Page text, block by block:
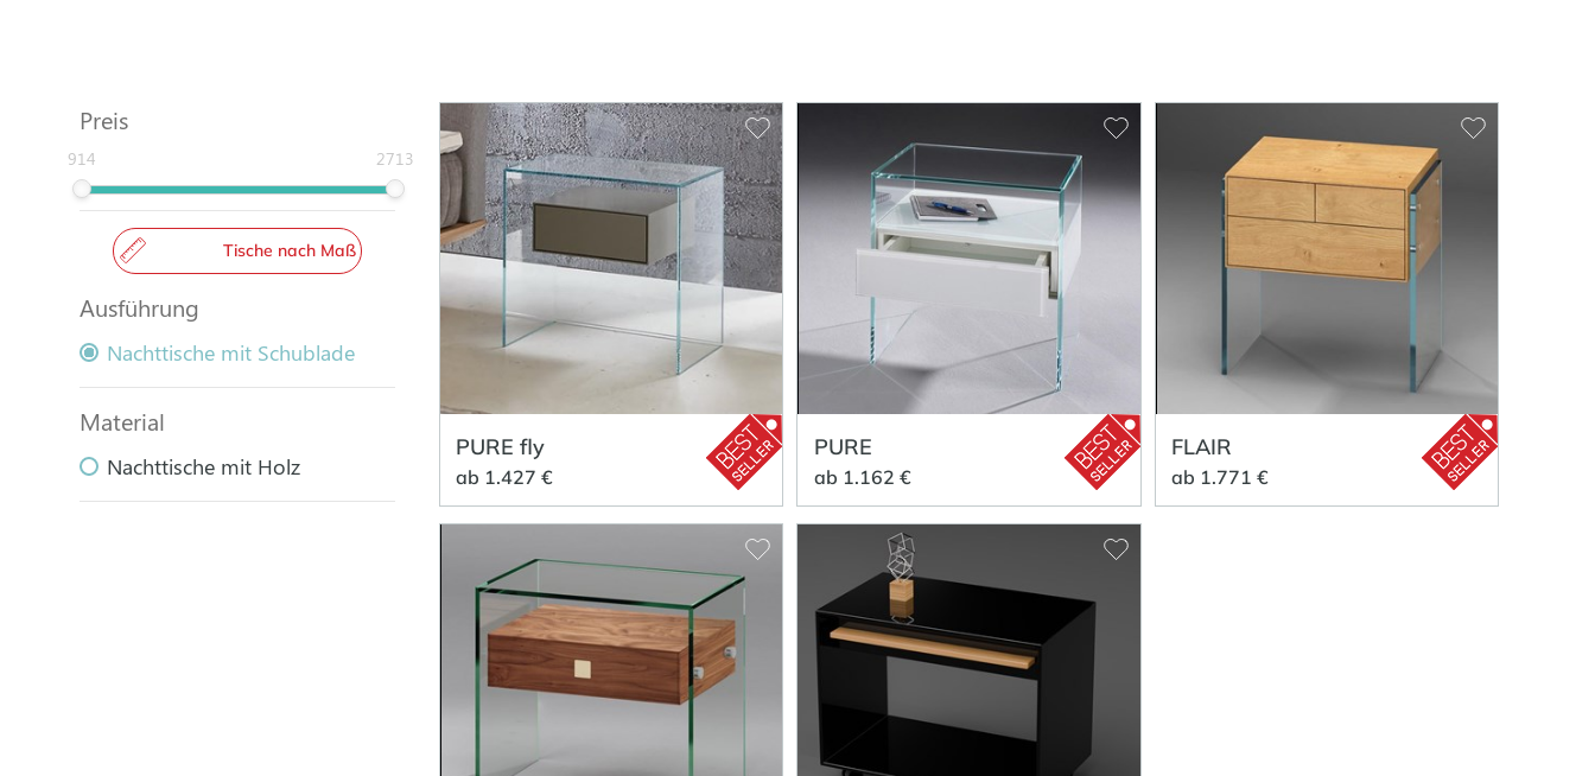
Preis
914 2713
Tische nach Maß
Ausführung
Nachttische mit Schublade
Material
Nachttische mit Holz
PURE fly
ab 1.427 €
PURE
ab 1.162 €
FLAIR
ab 1.771 €